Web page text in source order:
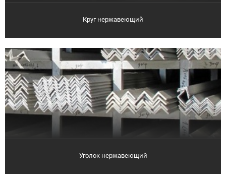
Круг нержавеющий
Уголок нержавеющий